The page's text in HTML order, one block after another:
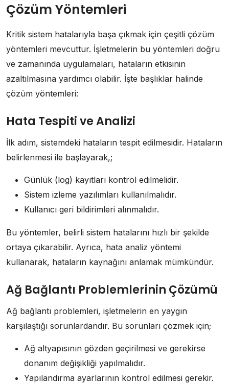
Çözüm Yöntemleri
Kritik sistem hatalarıyla başa çıkmak için çeşitli çözüm
yöntemleri mevcuttur. İşletmelerin bu yöntemleri doğru
ve zamanında uygulamaları, hataların etkisinin
azaltılmasına yardımcı olabilir. İşte başlıklar halinde
çözüm yöntemleri:
Hata Tespiti ve Analizi
İlk adım, sistemdeki hataların tespit edilmesidir. Hataların
belirlenmesi ile başlayarak,;
Günlük (log) kayıtları kontrol edilmelidir.
Sistem izleme yazılımları kullanılmalıdır.
Kullanıcı geri bildirimleri alınmalıdır.
Bu yöntemler, belirli sistem hatalarını hızlı bir şekilde
ortaya çıkarabilir. Ayrıca, hata analiz yöntemi
kullanarak, hataların kaynağını anlamak mümkündür.
Ağ Bağlantı Problemlerinin Çözümü
Ağ bağlantı problemleri, işletmelerin en yaygın
karşılaştığı sorunlardandır. Bu sorunları çözmek için;
Ağ altyapısının gözden geçirilmesi ve gerekirse
donanım değişikliği yapılmalıdır.
Yapılandırma ayarlarının kontrol edilmesi gerekir.